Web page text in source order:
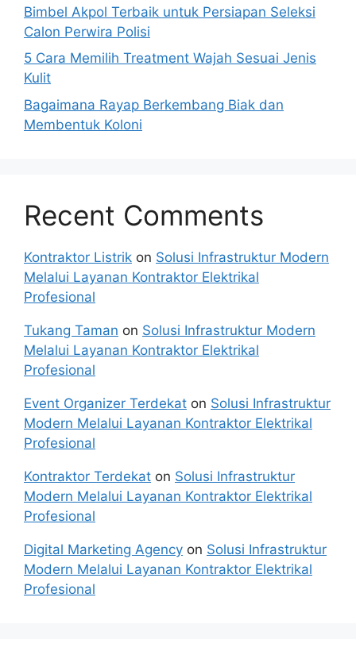
Bimbel Akpol Terbaik untuk Persiapan Seleksi
Calon Perwira Polisi
5 Cara Memilih Treatment Wajah Sesuai Jenis
Kulit
Bagaimana Rayap Berkembang Biak dan
Membentuk Koloni
Recent Comments
Kontraktor Listrik on Solusi Infrastruktur Modern
Melalui Layanan Kontraktor Elektrikal
Profesional
Tukang Taman on Solusi Infrastruktur Modern
Melalui Layanan Kontraktor Elektrikal
Profesional
Event Organizer Terdekat on Solusi Infrastruktur
Modern Melalui Layanan Kontraktor Elektrikal
Profesional
Kontraktor Terdekat on Solusi Infrastruktur
Modern Melalui Layanan Kontraktor Elektrikal
Profesional
Digital Marketing Agency on Solusi Infrastruktur
Modern Melalui Layanan Kontraktor Elektrikal
Profesional